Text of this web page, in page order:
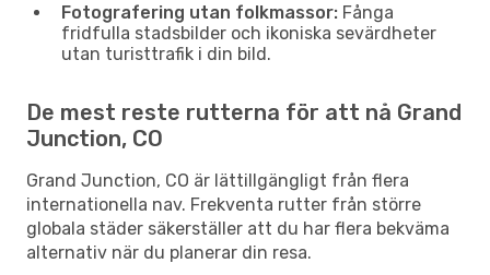
Fotografering utan folkmassor: Fånga
fridfulla stadsbilder och ikoniska sevärdheter
utan turisttrafik i din bild.
De mest reste rutterna för att nå Grand
Junction, CO
Grand Junction, CO är lättillgängligt från flera
internationella nav. Frekventa rutter från större
globala städer säkerställer att du har flera bekväma
alternativ när du planerar din resa.